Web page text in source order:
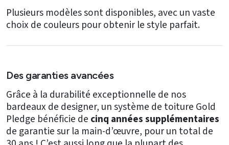
Plusieurs modèles sont disponibles, avec un vaste
choix de couleurs pour obtenir le style parfait.
Des garanties avancées
Grâce à la durabilité exceptionnelle de nos
bardeaux de designer, un système de toiture Gold
Pledge bénéficie de cinq années supplémentaires
de garantie sur la main-d’œuvre, pour un total de